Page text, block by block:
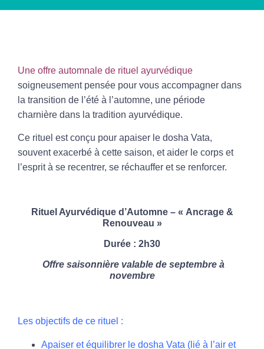
Une offre automnale de rituel ayurvédique
soigneusement pensée pour vous accompagner dans
la transition de l’été à l’automne, une période
charnière dans la tradition ayurvédique.
Ce rituel est conçu pour apaiser le dosha Vata,
souvent exacerbé à cette saison, et aider le corps et
l’esprit à se recentrer, se réchauffer et se renforcer.
Rituel Ayurvédique d’Automne – « Ancrage &
Renouveau »
Durée : 2h30
Offre saisonnière valable de septembre à
novembre
Les objectifs de ce rituel :
Apaiser et équilibrer le dosha Vata (lié à l’air et